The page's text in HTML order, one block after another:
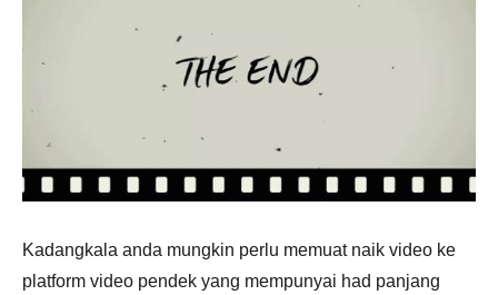
Kadangkala anda mungkin perlu memuat naik video ke
platform video pendek yang mempunyai had panjang